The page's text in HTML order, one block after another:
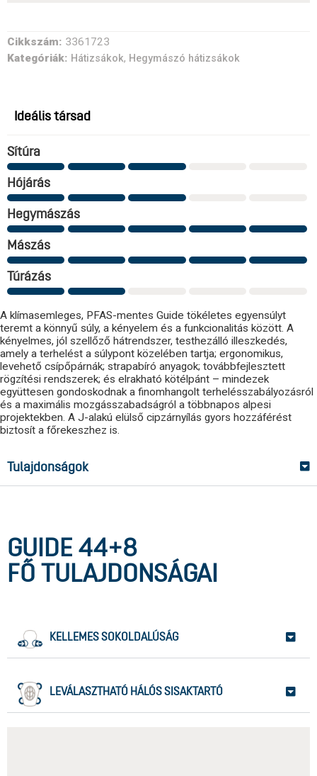
Cikkszám: 3361723
Kategóriák: Hátizsákok, Hegymászó hátizsákok
A klímasemleges, PFAS-mentes Guide tökéletes egyensúlyt
teremt a könnyű súly, a kényelem és a funkcionalitás között. A
kényelmes, jól szellőző hátrendszer, testhezálló illeszkedés,
amely a terhelést a súlypont közelében tartja; ergonomikus,
levehető csípőpárnák; strapabíró anyagok; továbbfejlesztett
rögzítési rendszerek; és elrakható kötélpánt – mindezek
együttesen gondoskodnak a finomhangolt terhelésszabályozásról
és a maximális mozgásszabadságról a többnapos alpesi
projektekben. A J-alakú elülső cipzárnyílás gyors hozzáférést
biztosít a főrekeszhez is.
Tulajdonságok
Ideális társad
Sítúra
Hójárás
Hegymászás
Mászás
Túrázás
GUIDE 44+8
FŐ TULAJDONSÁGAI
KELLEMES SOKOLDALÚSÁG
LEVÁLASZTHATÓ HÁLÓS SISAKTARTÓ